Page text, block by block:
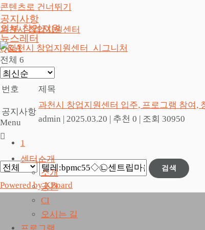
콘텐츠로 건너뛰기
과천시 창업지원센터
Menu
센터소개
소개
공간
CI
오시는 길
프로그램
공지사항
외부 창업지원
뉴스레터
Q&A
전체 6
번호 제목
공지사항
과천시 창업지원센터 입주, 프로그램 참여,
admin | 2025.03.20 | 추천 0 | 조회 30950
1
검색
Powered by KBoard